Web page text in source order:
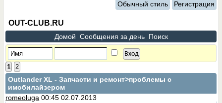
Обычный стиль Регистрация
OUT-CLUB.RU
Домой Сообщения за день Поиск
1 2
Outlander XL - Запчасти и ремонт>проблемы с
имобилайзером
romeoluga 00:45 02.07.2013